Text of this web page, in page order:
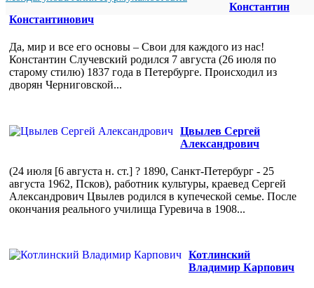
Константин
Константинович
Да, мир и все его основы – Свои для каждого из нас!
Константин Случевский родился 7 августа (26 июля по
старому стилю) 1837 года в Петербурге. Происходил из
дворян Черниговской...
Цвылев Сергей
Александрович
(24 июля [6 августа н. ст.] ? 1890, Санкт-Петербург - 25
августа 1962, Псков), работник культуры, краевед Сергей
Александрович Цвылев родился в купеческой семье. После
окончания реального училища Гуревича в 1908...
Котлинский
Владимир Карпович